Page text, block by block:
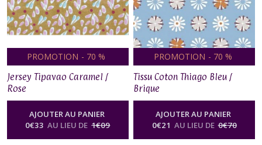
PROMOTION - 70 %
Jersey Tipavao Caramel /
Rose
AJOUTER AU PANIER
0€33 AU LIEU DE 1€09
PROMOTION - 70 %
Tissu Coton Thiago Bleu /
Brique
AJOUTER AU PANIER
0€21 AU LIEU DE 0€70